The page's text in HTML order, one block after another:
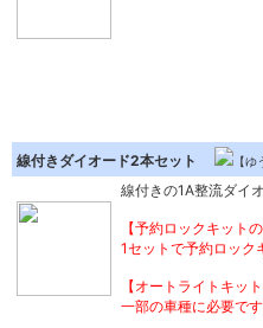
線付きダイオード2本セット 【
線付きの1A整流ダイ
【予約ロックキット
1セットで予約ロック
【オートライトキッ
一部の車種に必要です